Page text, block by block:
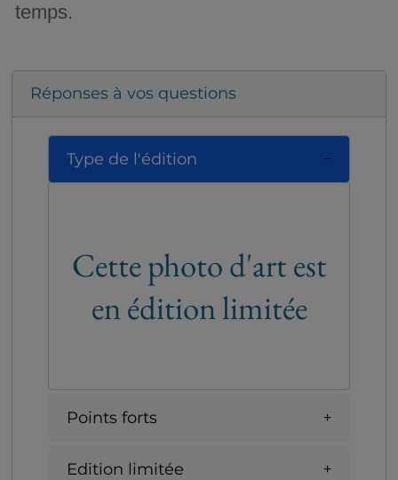
temps.
Réponses à vos questions
Type de l'édition
Cette photo d'art est
en édition limitée
Points forts
Edition limitée